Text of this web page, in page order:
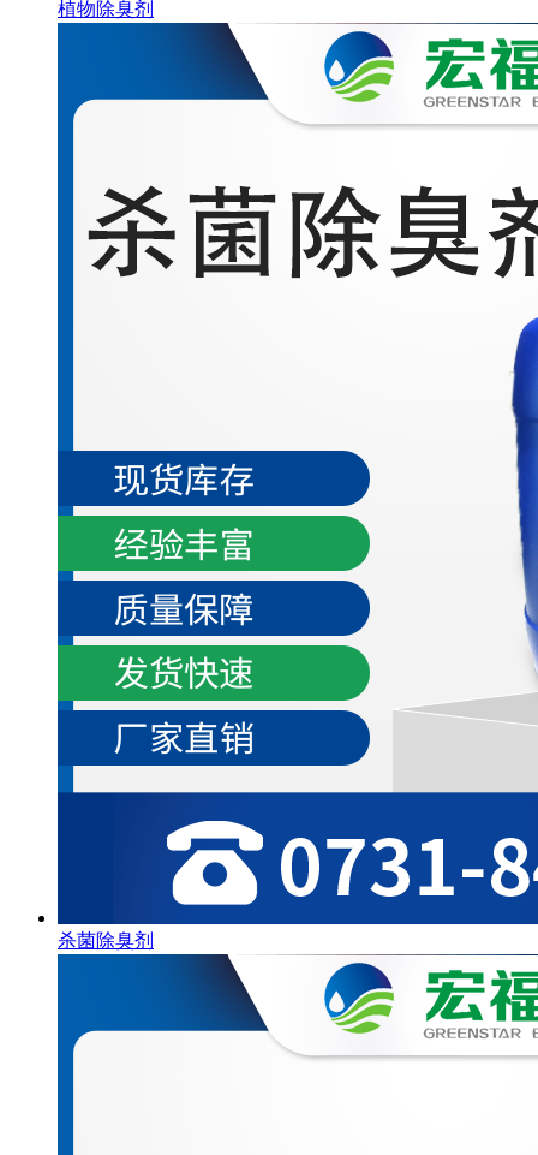
植物除臭剂
杀菌除臭剂